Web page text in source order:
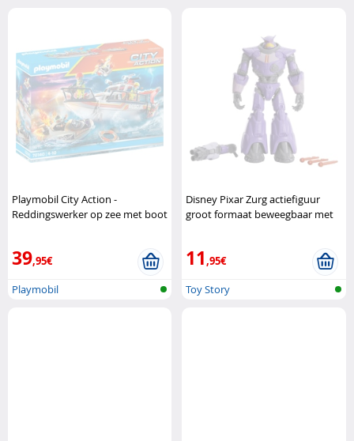
Playmobil City Action -
Reddingswerker op zee met boot
39,95€
Playmobil
Disney Pixar Zurg actiefiguur
groot formaat beweegbaar met
11,95€
Toy Story